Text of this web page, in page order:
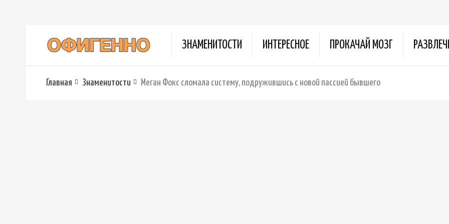
ЗНАМЕНИТОСТИ ИНТЕРЕСНОЕ ПРОКАЧАЙ МОЗГ
Главная Знаменитости Меган Фокс сломала систему, подружившись с новой пассией бывшего